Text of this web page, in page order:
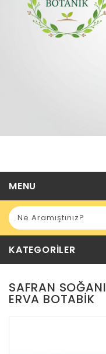
MENU
KATEGORILER
SAFRAN
ERVA BOTABİK